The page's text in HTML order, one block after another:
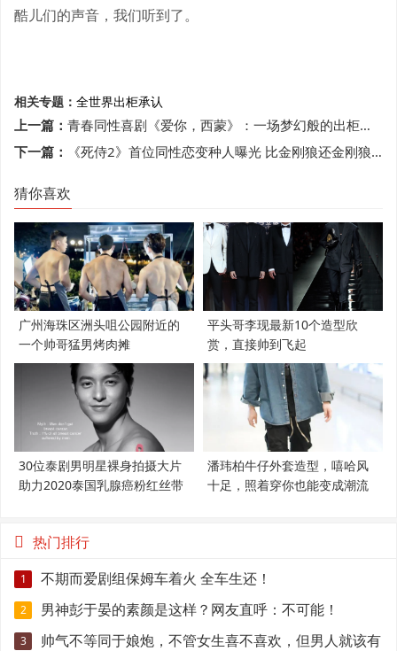
酷儿们的声音，我们听到了。
相关专题： 全世界出柜承认
上一篇： 青春同性喜剧《爱你，西蒙》：一场梦幻般的出柜之旅！
下一篇：
《死侍2》首位同性恋变种人曝光 比金刚狼还金刚狼？
猜你喜欢
广州海珠区洲头咀公园附近的
一个帅哥猛男烤肉摊
平头哥李现最新10个造型欣
赏，直接帅到飞起
30位泰剧男明星裸身拍摄大片
助力2020泰国乳腺癌粉红丝带
潘玮柏牛仔外套造型，嘻哈风
十足，照着穿你也能变成潮流
热门排行
1 不期而爱剧组保姆车着火 全车生还！
2 男神彭于晏的素颜是这样？网友直呼：不可能！
3
帅气不等同于娘炮，不管女生喜不喜欢，但男人就该有